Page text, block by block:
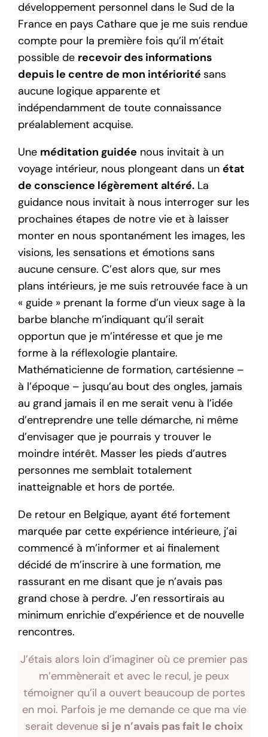
développement personnel dans le Sud de la
France en pays Cathare que je me suis rendue
compte pour la première fois qu’il m’était
possible de recevoir des informations
depuis le centre de mon intérioritésans
aucune logique apparente et
indépendamment de toute connaissance
préalablement acquise.
Une méditation guidée nous invitait à un
voyage intérieur, nous plongeant dans unétat
de conscience légèrement altéré. La
guidance nous invitait à nous interroger sur les
prochaines étapes de notre vie et à laisser
monter en nous spontanément les images, les
visions, les sensations et émotions sans
aucune censure. C’est alors que, sur mes
plans intérieurs, je me suis retrouvée face à un
« guide » prenant la forme d’un vieux sage à la
barbe blanche m’indiquant qu’il serait
opportun que je m’intéresse et que je me
forme à la réflexologie plantaire.
Mathématicienne de formation, cartésienne –
à l’époque – jusqu’au bout des ongles, jamais
au grand jamais il en me serait venu à l’idée
d’entreprendre une telle démarche, ni même
d’envisager que je pourrais y trouver le
moindre intérêt. Masser les pieds d’autres
personnes me semblait totalement
inatteignable et hors de portée.
De retour en Belgique, ayant été fortement
marquée par cette expérience intérieure, j’ai
commencé à m’informer et ai finalement
décidé de m’inscrire à une formation, me
rassurant en me disant que je n’avais pas
grand chose à perdre. J’en ressortirais au
minimum enrichie d’expérience et de nouvelle
rencontres.
J’étais alors loin d’imaginer où ce premier pas
m’emmènerait et avec le recul, je peux
témoigner qu’il a ouvert beaucoup de portes
en moi. Parfois je me demande ce que ma vie
serait devenue si je n’avais pas fait le choix